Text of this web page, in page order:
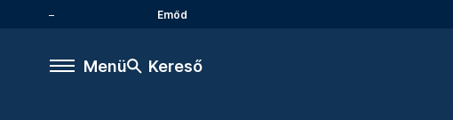
Emőd
Menü Kereső